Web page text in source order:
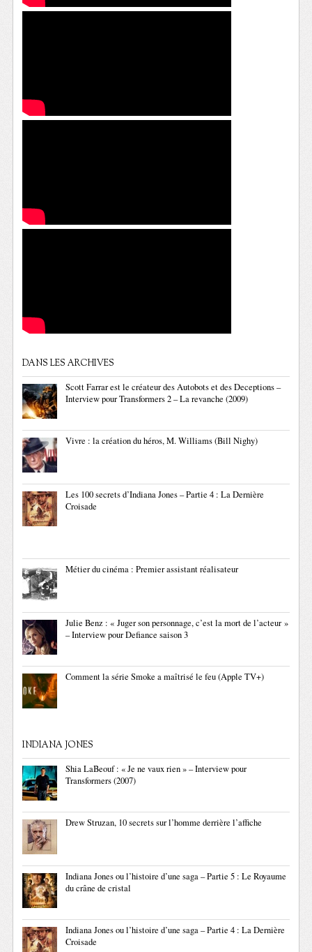
DANS LES ARCHIVES
Scott Farrar est le créateur des Autobots et des Deceptions –
Interview pour Transformers 2 – La revanche (2009)
Vivre : la création du héros, M. Williams (Bill Nighy)
Les 100 secrets d’Indiana Jones – Partie 4 : La Dernière
Croisade
Métier du cinéma : Premier assistant réalisateur
Julie Benz : « Juger son personnage, c’est la mort de l’acteur »
– Interview pour Defiance saison 3
Comment la série Smoke a maîtrisé le feu (Apple TV+)
INDIANA JONES
Shia LaBeouf : « Je ne vaux rien » – Interview pour
Transformers (2007)
Drew Struzan, 10 secrets sur l’homme derrière l’affiche
Indiana Jones ou l’histoire d’une saga – Partie 5 : Le Royaume
du crâne de cristal
Indiana Jones ou l’histoire d’une saga – Partie 4 : La Dernière
Croisade